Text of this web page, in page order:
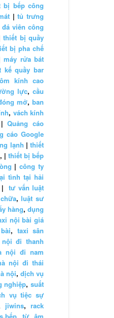
bị bếp công
|tủ trưng
viên công
thiết bị quầy
bị pha chế
máy rửa bát
kế quầy bar
kính cao
lực, cầu
mở,ban
, vách kính
|Quảng cáo
cáo Google
lạnh |thiết
, | thiết bị bếp
|công ty
tình tại hải
|tư vấn luật
,luật sư
hàng, dụng
nội bài giá
, taxi sân
đi thanh
nội đi nam
nội đi thái
nội, dịch vụ
nghiệp,suất
vụ tiệc sự
jiwins,rack